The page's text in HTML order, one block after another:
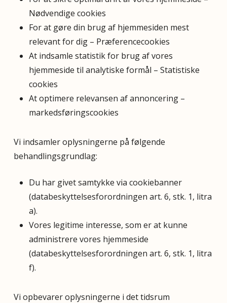
Nødvendige cookies
For at gøre din brug af hjemmesiden mest
relevant for dig – Præferencecookies
At indsamle statistik for brug af vores
hjemmeside til analytiske formål – Statistiske
cookies
At optimere relevansen af annoncering –
markedsføringscookies
Vi indsamler oplysningerne på følgende
behandlingsgrundlag:
Du har givet samtykke via cookiebanner
(databeskyttelsesforordningen art. 6, stk. 1, litra
a).
Vores legitime interesse, som er at kunne
administrere vores hjemmeside
(databeskyttelsesforordningen art. 6, stk. 1, litra
f).
Vi opbevarer oplysningerne i det tidsrum